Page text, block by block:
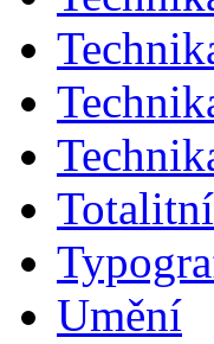
Umění